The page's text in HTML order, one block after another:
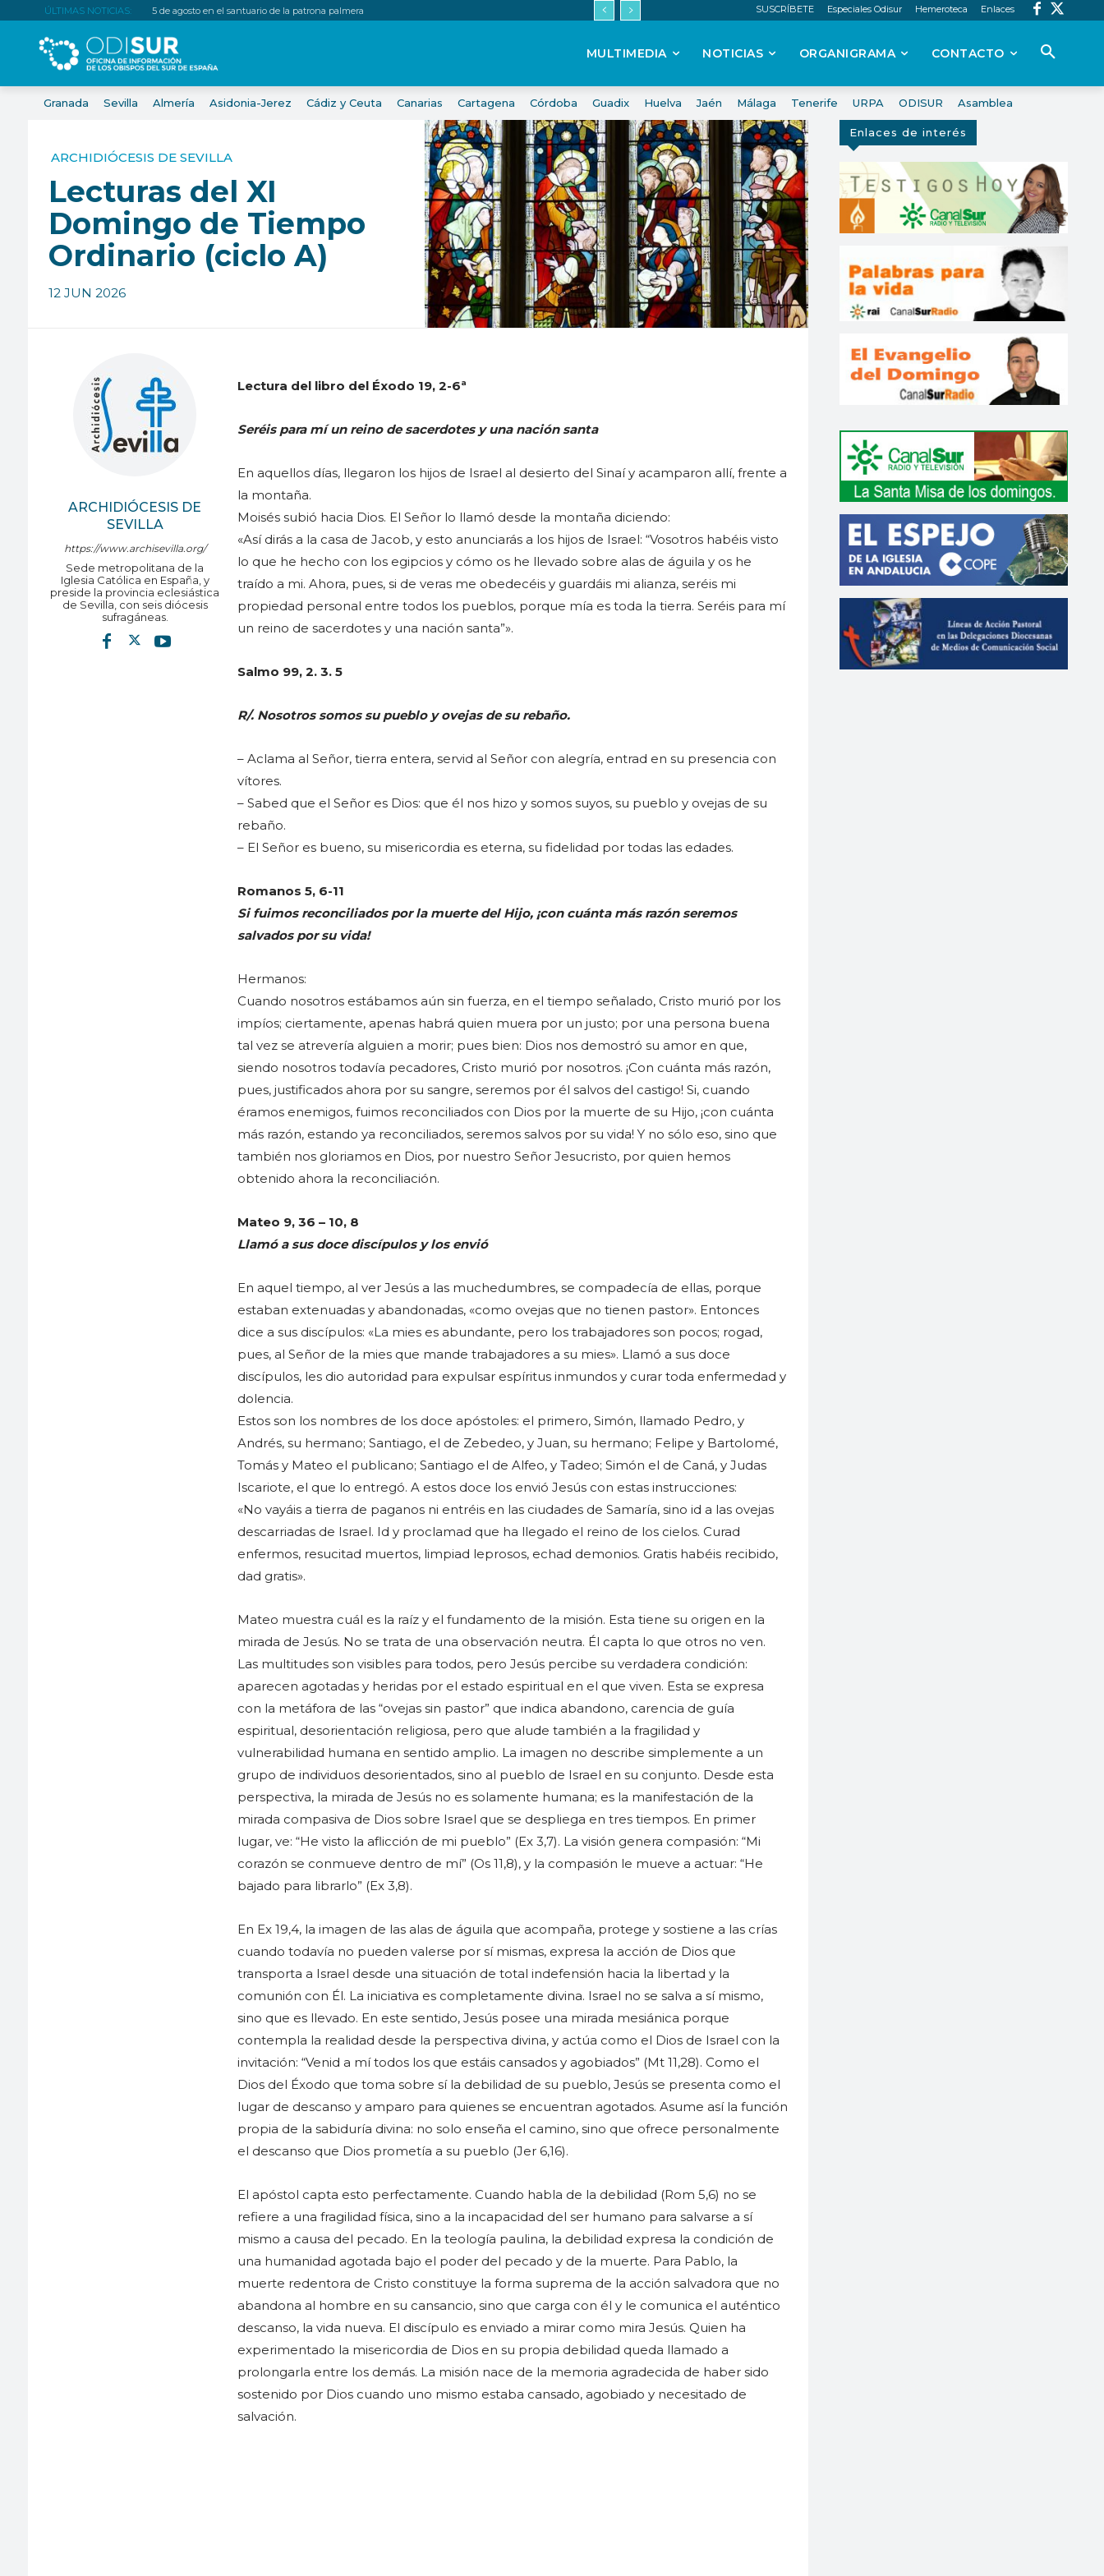
ÚLTIMAS NOTICIAS: 5 de agosto en el santuario de la patrona palmera SUSCRÍBETE Especiales Odisur Hemeroteca Enlaces
MULTIMEDIA NOTICIAS ORGANIGRAMA CONTACTO
Granada Sevilla Almería Asidonia-Jerez Cádiz y Ceuta Canarias Cartagena Córdoba Guadix Huelva Jaén Málaga Tenerife URPA ODISUR Asamblea
ARCHIDIÓCESIS DE SEVILLA
Lecturas del XI
Domingo de Tiempo
Ordinario (ciclo A)
12 JUN 2026
ARCHIDIÓCESIS DE
SEVILLA
https://www.archisevilla.org/
Sede metropolitana de la
Iglesia Católica en España, y
preside la provincia eclesiástica
de Sevilla, con seis diócesis
sufragáneas.
Lectura del libro del Éxodo 19, 2-6ª
Seréis para mí un reino de sacerdotes y una nación santa
En aquellos días, llegaron los hijos de Israel al desierto del Sinaí y acamparon allí, frente a
la montaña.
Moisés subió hacia Dios. El Señor lo llamó desde la montaña diciendo:
«Así dirás a la casa de Jacob, y esto anunciarás a los hijos de Israel: “Vosotros habéis visto
lo que he hecho con los egipcios y cómo os he llevado sobre alas de águila y os he
traído a mi. Ahora, pues, si de veras me obedecéis y guardáis mi alianza, seréis mi
propiedad personal entre todos los pueblos, porque mía es toda la tierra. Seréis para mí
un reino de sacerdotes y una nación santa”».
Salmo 99, 2. 3. 5
R/. Nosotros somos su pueblo y ovejas de su rebaño.
– Aclama al Señor, tierra entera, servid al Señor con alegría, entrad en su presencia con
vítores.
– Sabed que el Señor es Dios: que él nos hizo y somos suyos, su pueblo y ovejas de su
rebaño.
– El Señor es bueno, su misericordia es eterna, su fidelidad por todas las edades.
Romanos 5, 6-11
Si fuimos reconciliados por la muerte del Hijo, ¡con cuánta más razón seremos
salvados por su vida!
Hermanos:
Cuando nosotros estábamos aún sin fuerza, en el tiempo señalado, Cristo murió por los
impíos; ciertamente, apenas habrá quien muera por un justo; por una persona buena
tal vez se atrevería alguien a morir; pues bien: Dios nos demostró su amor en que,
siendo nosotros todavía pecadores, Cristo murió por nosotros. ¡Con cuánta más razón,
pues, justificados ahora por su sangre, seremos por él salvos del castigo! Si, cuando
éramos enemigos, fuimos reconciliados con Dios por la muerte de su Hijo, ¡con cuánta
más razón, estando ya reconciliados, seremos salvos por su vida! Y no sólo eso, sino que
también nos gloriamos en Dios, por nuestro Señor Jesucristo, por quien hemos
obtenido ahora la reconciliación.
Mateo 9, 36 – 10, 8
Llamó a sus doce discípulos y los envió
En aquel tiempo, al ver Jesús a las muchedumbres, se compadecía de ellas, porque
estaban extenuadas y abandonadas, «como ovejas que no tienen pastor». Entonces
dice a sus discípulos: «La mies es abundante, pero los trabajadores son pocos; rogad,
pues, al Señor de la mies que mande trabajadores a su mies». Llamó a sus doce
discípulos, les dio autoridad para expulsar espíritus inmundos y curar toda enfermedad y
dolencia.
Estos son los nombres de los doce apóstoles: el primero, Simón, llamado Pedro, y
Andrés, su hermano; Santiago, el de Zebedeo, y Juan, su hermano; Felipe y Bartolomé,
Tomás y Mateo el publicano; Santiago el de Alfeo, y Tadeo; Simón el de Caná, y Judas
Iscariote, el que lo entregó. A estos doce los envió Jesús con estas instrucciones:
«No vayáis a tierra de paganos ni entréis en las ciudades de Samaría, sino id a las ovejas
descarriadas de Israel. Id y proclamad que ha llegado el reino de los cielos. Curad
enfermos, resucitad muertos, limpiad leprosos, echad demonios. Gratis habéis recibido,
dad gratis».
Mateo muestra cuál es la raíz y el fundamento de la misión. Esta tiene su origen en la
mirada de Jesús. No se trata de una observación neutra. Él capta lo que otros no ven.
Las multitudes son visibles para todos, pero Jesús percibe su verdadera condición:
aparecen agotadas y heridas por el estado espiritual en el que viven. Esta se expresa
con la metáfora de las “ovejas sin pastor” que indica abandono, carencia de guía
espiritual, desorientación religiosa, pero que alude también a la fragilidad y
vulnerabilidad humana en sentido amplio. La imagen no describe simplemente a un
grupo de individuos desorientados, sino al pueblo de Israel en su conjunto. Desde esta
perspectiva, la mirada de Jesús no es solamente humana; es la manifestación de la
mirada compasiva de Dios sobre Israel que se despliega en tres tiempos. En primer
lugar, ve: “He visto la aflicción de mi pueblo” (Ex 3,7). La visión genera compasión: “Mi
corazón se conmueve dentro de mí” (Os 11,8), y la compasión le mueve a actuar: “He
bajado para librarlo” (Ex 3,8).
En Ex 19,4, la imagen de las alas de águila que acompaña, protege y sostiene a las crías
cuando todavía no pueden valerse por sí mismas, expresa la acción de Dios que
transporta a Israel desde una situación de total indefensión hacia la libertad y la
comunión con Él. La iniciativa es completamente divina. Israel no se salva a sí mismo,
sino que es llevado. En este sentido, Jesús posee una mirada mesiánica porque
contempla la realidad desde la perspectiva divina, y actúa como el Dios de Israel con la
invitación: “Venid a mí todos los que estáis cansados y agobiados” (Mt 11,28). Como el
Dios del Éxodo que toma sobre sí la debilidad de su pueblo, Jesús se presenta como el
lugar de descanso y amparo para quienes se encuentran agotados. Asume así la función
propia de la sabiduría divina: no solo enseña el camino, sino que ofrece personalmente
el descanso que Dios prometía a su pueblo (Jer 6,16).
El apóstol capta esto perfectamente. Cuando habla de la debilidad (Rom 5,6) no se
refiere a una fragilidad física, sino a la incapacidad del ser humano para salvarse a sí
mismo a causa del pecado. En la teología paulina, la debilidad expresa la condición de
una humanidad agotada bajo el poder del pecado y de la muerte. Para Pablo, la
muerte redentora de Cristo constituye la forma suprema de la acción salvadora que no
abandona al hombre en su cansancio, sino que carga con él y le comunica el auténtico
descanso, la vida nueva. El discípulo es enviado a mirar como mira Jesús. Quien ha
experimentado la misericordia de Dios en su propia debilidad queda llamado a
prolongarla entre los demás. La misión nace de la memoria agradecida de haber sido
sostenido por Dios cuando uno mismo estaba cansado, agobiado y necesitado de
salvación.
Enlaces de interés